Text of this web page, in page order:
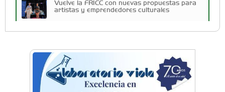
Vuelve la FRICC con nuevas propuestas para
artistas y emprendedores culturales
Vacaciones de Invierno en el aeródromo:
realizarán una Jornada de Puertas Abiertas
para descubrir una joya de la aviación